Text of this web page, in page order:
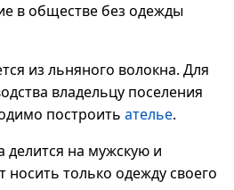
в обществе без одежды
из льняного волокна. Для
владельцу поселения
построить ателье.
делится на мужскую и
только одежду своего